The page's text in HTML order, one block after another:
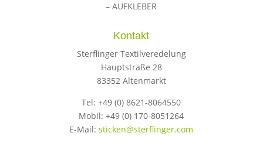
– AUFKLEBER
Kontakt
Sterflinger Textilveredelung
Hauptstraße 28
83352 Altenmarkt
Tel: +49 (0) 8621-8064550
Mobil: +49 (0) 170-8051264
E-Mail:sticken@sterflinger.com